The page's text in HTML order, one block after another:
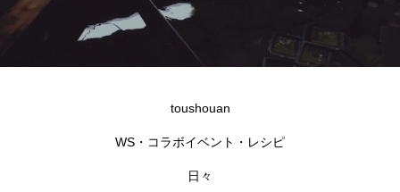
toushouan
WS・コラボイベント・レシピ
日々